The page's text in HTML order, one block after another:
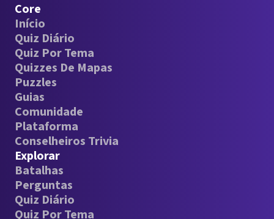
Core
Início
Quiz Diário
Quiz Por Tema
Quizzes De Mapas
Puzzles
Guias
Comunidade
Plataforma
Conselheiros Trivia
Explorar
Batalhas
Perguntas
Quiz Diário
Quiz Por Tema